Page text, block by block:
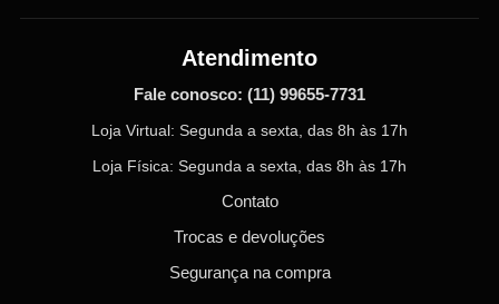
Atendimento
Fale conosco: (11) 99655-7731
Loja Virtual: Segunda a sexta, das 8h às 17h
Loja Física: Segunda a sexta, das 8h às 17h
Contato
Trocas e devoluções
Segurança na compra